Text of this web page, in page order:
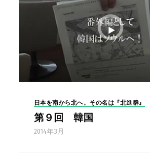
日本を南から北へ。その名は『北進群』
第９回 韓国
2014年3月